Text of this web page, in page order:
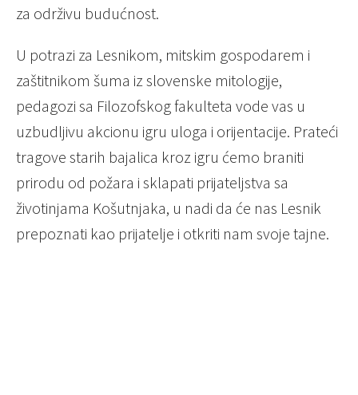
za održivu budućnost.
U potrazi za Lesnikom, mitskim gospodarem i
zaštitnikom šuma iz slovenske mitologije,
pedagozi sa Filozofskog fakulteta vode vas u
uzbudljivu akcionu igru uloga i orijentacije. Prateći
tragove starih bajalica kroz igru ćemo braniti
prirodu od požara i sklapati prijateljstva sa
životinjama Košutnjaka, u nadi da će nas Lesnik
prepoznati kao prijatelje i otkriti nam svoje tajne.